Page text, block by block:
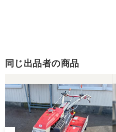
同じ出品者の商品